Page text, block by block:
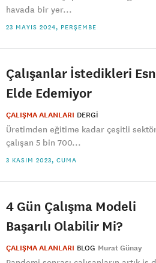
havada bir yer...
23 MAYIS 2024, PERŞEMBE
Çalışanlar İstedikleri
Elde Edemiyor
ÇALIŞMA ALANLARI DERGI
Üretimden eğitime kadar çeşitli
çalışan 5 bin 700...
3 KASIM 2023, CUMA
4 Gün Çalışma Modeli
Başarılı Olabilir Mi?
ÇALIŞMA ALANLARI BLOG Murat Günay